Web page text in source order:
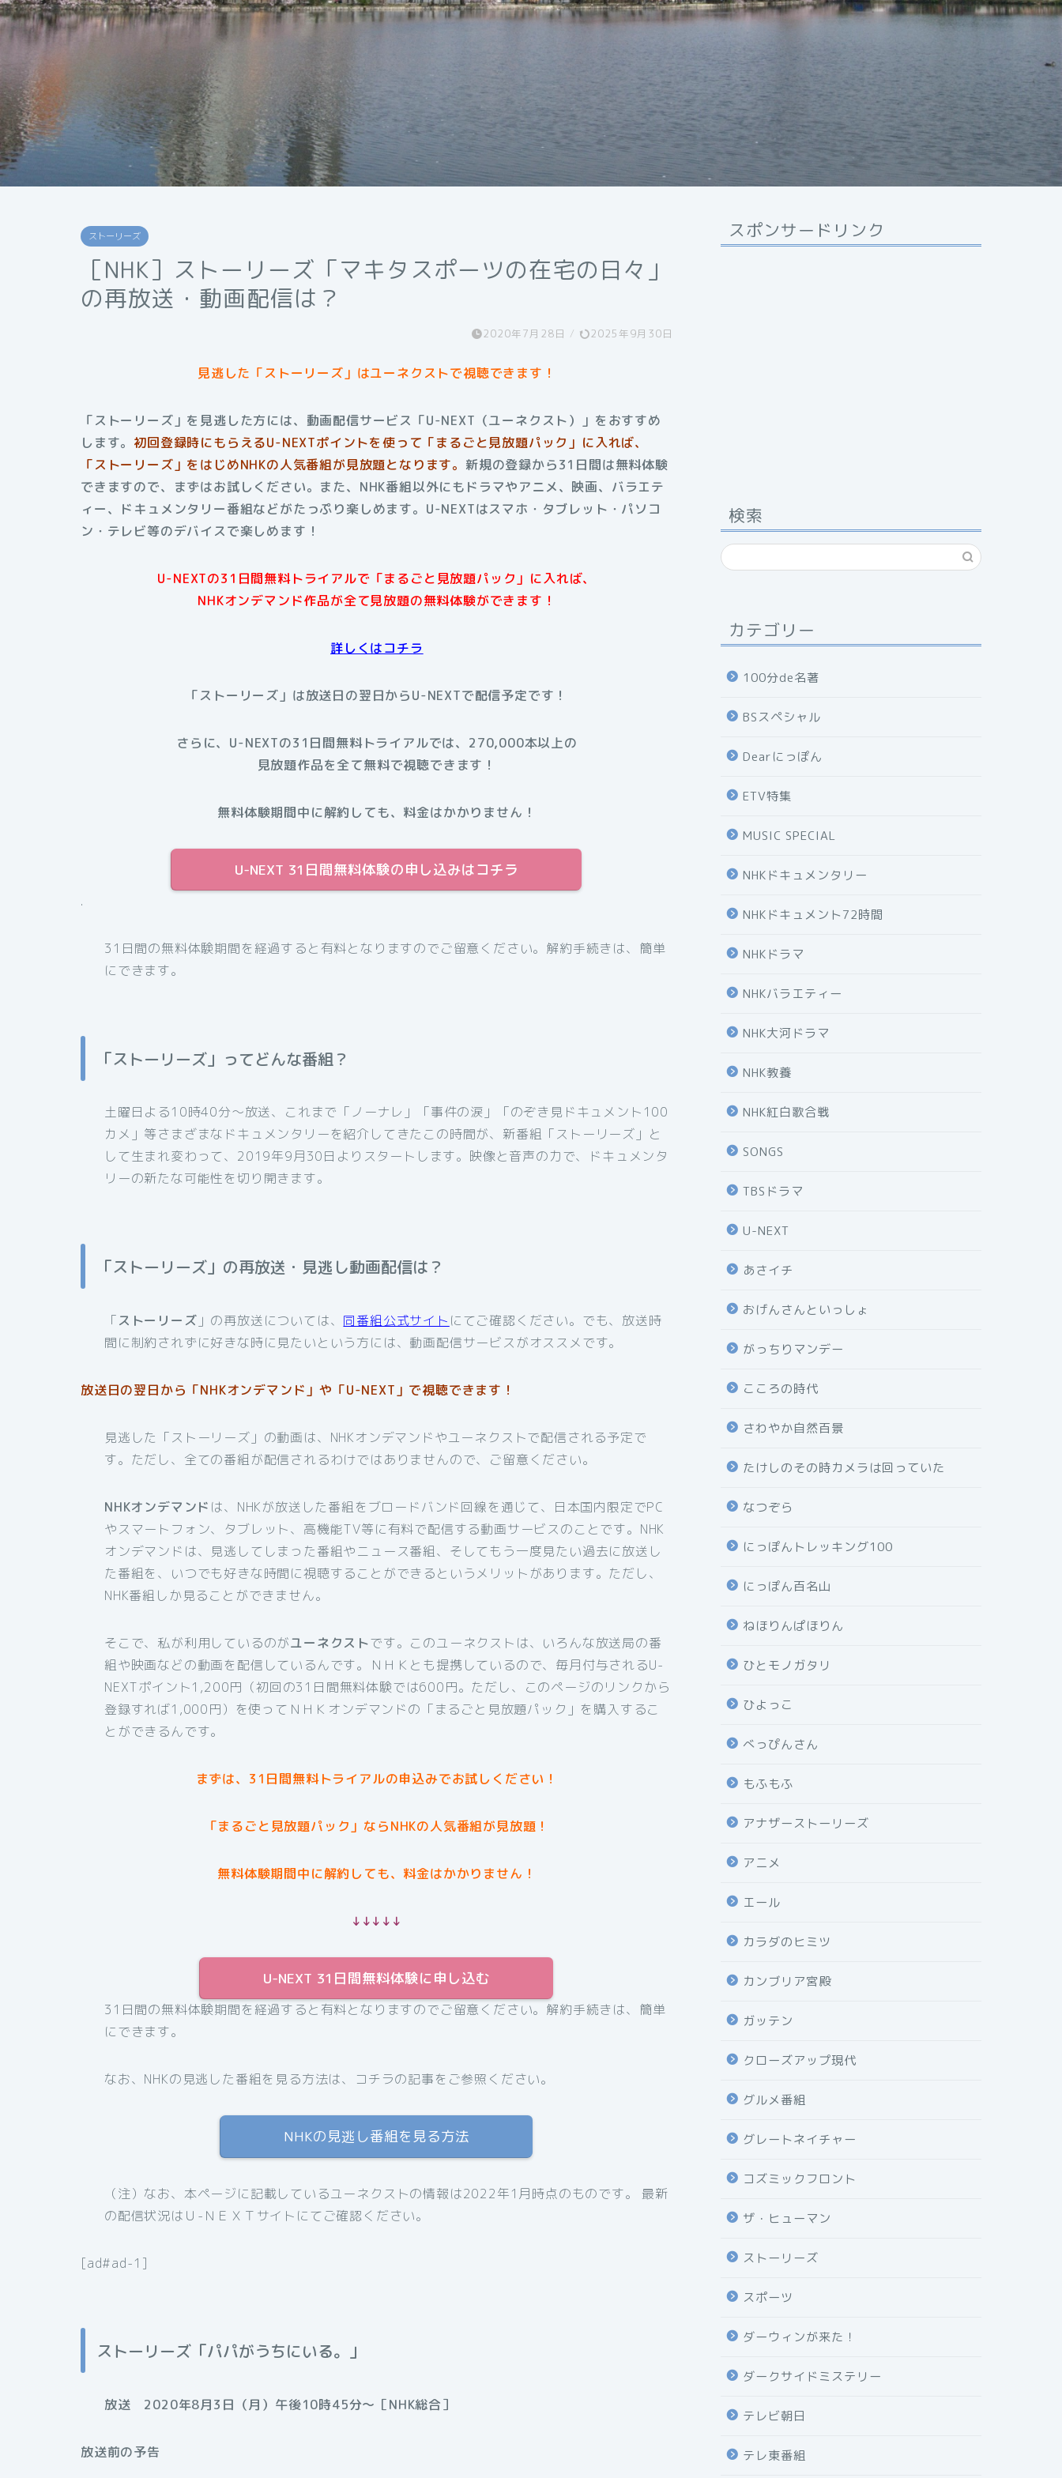
ストーリーズ
［NHK］ストーリーズ「マキタスポーツの在宅の日々」
の再放送・動画配信は？
2020年7月28日 / 2025年9月30日
見逃した「ストーリーズ」はユーネクストで視聴できます！
「ストーリーズ」を見逃した方には、動画配信サービス「U-NEXT（ユーネクスト）」をおすすめ
します。 初回登録時にもらえるU-NEXTポイントを使って「まるごと見放題パック」に入れば、
「ストーリーズ」をはじめNHKの人気番組が見放題となります。 新規の登録から31日間は無料体験
できますので、まずはお試しください。また、NHK番組以外にもドラマやアニメ、映画、バラエテ
ィー、ドキュメンタリー番組などがたっぷり楽しめます。U-NEXTはスマホ・タブレット・パソコ
ン・テレビ等のデバイスで楽しめます！
U-NEXTの31日間無料トライアルで「まるごと見放題パック」に入れば、
NHKオンデマンド作品が全て見放題の無料体験ができます！
詳しくはコチラ
「ストーリーズ」は放送日の翌日からU-NEXTで配信予定です！
さらに、U-NEXTの31日間無料トライアルでは、270,000本以上の
見放題作品を全て無料で視聴できます！
無料体験期間中に解約しても、料金はかかりません！
U-NEXT 31日間無料体験の申し込みはコチラ
.
31日間の無料体験期間を経過すると有料となりますのでご留意ください。解約手続きは、簡単
にできます。
「ストーリーズ」ってどんな番組？
土曜日よる10時40分〜放送、これまで「ノーナレ」「事件の涙」「のぞき見ドキュメント100
カメ」等さまざまなドキュメンタリーを紹介してきたこの時間が、新番組「ストーリーズ」と
して生まれ変わって、2019年9月30日よりスタートします。映像と音声の力で、ドキュメンタ
リーの新たな可能性を切り開きます。
「ストーリーズ」の再放送・見逃し動画配信は？
「ストーリーズ 」の再放送については、 同番組公式サイト にてご確認ください。でも、放送時
間に制約されずに好きな時に見たいという方には、動画配信サービスがオススメです。
放送日の翌日から「NHKオンデマンド」や「U-NEXT」で視聴できます！
見逃した「ストーリーズ」の動画は、NHKオンデマンドやユーネクストで配信される予定で
す。ただし、全ての番組が配信されるわけではありませんので、ご留意ください。
NHKオンデマンド は、NHKが放送した番組をブロードバンド回線を通じて、日本国内限定でPC
やスマートフォン、タブレット、高機能TV等に有料で配信する動画サービスのことです。NHK
オンデマンドは、見逃してしまった番組やニュース番組、そしてもう一度見たい過去に放送し
た番組を、いつでも好きな時間に視聴することができるというメリットがあります。ただし、
NHK番組しか見ることができません。
そこで、私が利用しているのがユーネクストです。このユーネクストは、いろんな放送局の番
組や映画などの動画を配信しているんです。ＮＨＫとも提携しているので、毎月付与されるU-
NEXTポイント1,200円（初回の31日間無料体験では600円。ただし、このページのリンクから
登録すれば1,000円）を使ってＮＨＫオンデマンドの「まるごと見放題パック」を購入するこ
とができるんです。
まずは、31日間無料トライアルの申込みでお試しください！
「まるごと見放題パック」ならNHKの人気番組が見放題！
無料体験期間中に解約しても、料金はかかりません！
↓↓↓↓↓
U-NEXT 31日間無料体験に申し込む
31日間の無料体験期間を経過すると有料となりますのでご留意ください。解約手続きは、簡単
にできます。
なお、NHKの見逃した番組を見る方法は、コチラの記事をご参照ください。
NHKの見逃し番組を見る方法
（注）なお、本ページに記載しているユーネクストの情報は2022年1月時点のものです。 最新
の配信状況はＵ-ＮＥＸＴサイトにてご確認ください。
[ad#ad-1]
ストーリーズ「パパがうちにいる。」
放送 2020年8月3日（月）午後10時45分〜［NHK総合］
放送前の予告
スポンサードリンク
検索
カテゴリー
100分de名著
BSスペシャル
Dearにっぽん
ETV特集
MUSIC SPECIAL
NHKドキュメンタリー
NHKドキュメント72時間
NHKドラマ
NHKバラエティー
NHK大河ドラマ
NHK教養
NHK紅白歌合戦
SONGS
TBSドラマ
U-NEXT
あさイチ
おげんさんといっしょ
がっちりマンデー
こころの時代
さわやか自然百景
たけしのその時カメラは回っていた
なつぞら
にっぽんトレッキング100
にっぽん百名山
ねほりんぱほりん
ひとモノガタリ
ひよっこ
べっぴんさん
もふもふ
アナザーストーリーズ
アニメ
エール
カラダのヒミツ
カンブリア宮殿
ガッテン
クローズアップ現代
グルメ番組
グレートネイチャー
コズミックフロント
ザ・ヒューマン
ストーリーズ
スポーツ
ダーウィンが来た！
ダークサイドミステリー
テレビ朝日
テレ東番組